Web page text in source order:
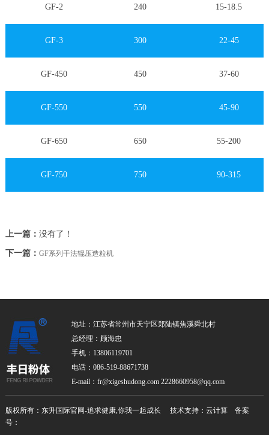
GF-2 240 15-18.5
GF-3 300 22-45
GF-450 450 37-60
GF-550 550 45-90
GF-650 650 55-200
GF-750 750 90-315
上一篇： 没有了！
下一篇： GF系列干法辊压造粒机
地址：江苏省常州市天宁区郑陆镇焦溪舜北村
总经理：顾海忠
手机：13806119701
电话：086-519-88671738
E-mail：fr@xigeshudong.com 2228660958@qq.com
版权所有：东升国际官网-追求健康,你我一起成长 技术支持：云计算 备案
号：